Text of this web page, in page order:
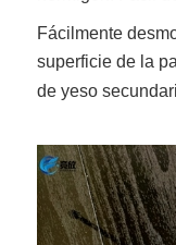
Fácilmente
superficie de la
de yeso